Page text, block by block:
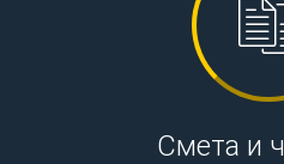
Смета и